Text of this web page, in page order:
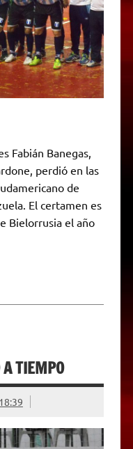
Fabián Banegas,
perdió en las
de
El certamen es
Bielorrusia el año
TIEMPO